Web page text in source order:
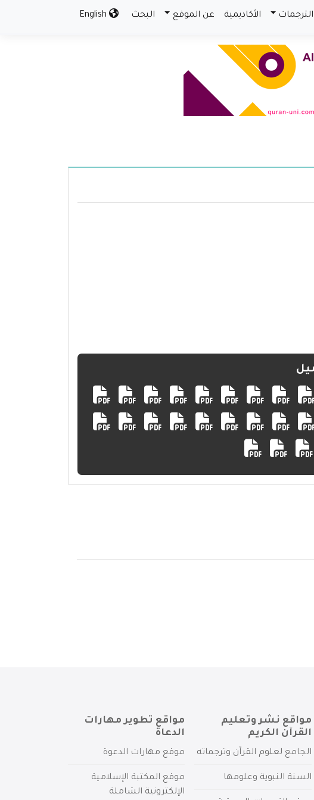
الترجمات الأكاديمية عن الموقع البحث
مواقع نشر وتعليم
القرآن الكريم
الجامع لعلوم القرآن وترجماته
السنة النبوية وعلومها
مواقع تطوير مهارات
الدعاة
موقع مهارات الدعوة
موقع المكتبة الإسلامية
الإلكترونية الشاملة